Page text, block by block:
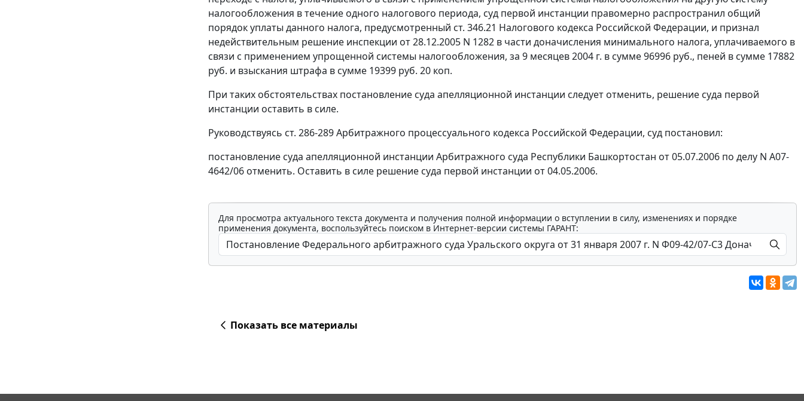
налогообложения в течение одного налогового периода, суд первой инстанции правомерно распространил общий
порядок уплаты данного налога, предусмотренный ст. 346.21 Налогового кодекса Российской Федерации, и признал
недействительным решение инспекции от 28.12.2005 N 1282 в части доначисления минимального налога, уплачиваемого в
связи с применением упрощенной системы налогообложения, за 9 месяцев 2004 г. в сумме 96996 руб., пеней в сумме 17882
руб. и взыскания штрафа в сумме 19399 руб. 20 коп.
При таких обстоятельствах постановление суда апелляционной инстанции следует отменить, решение суда первой
инстанции оставить в силе.
Руководствуясь ст. 286-289Арбитражного процессуального кодекса Российской Федерации, суд постановил:
постановление суда апелляционной инстанции Арбитражного суда Республики Башкортостан от 05.07.2006 по делу N А07-
4642/06 отменить. Оставить в силе решение суда первой инстанции от 04.05.2006.
Для просмотра актуального текста документа и получения полной информации о вступлении в силу, изменениях и порядке
применения документа, воспользуйтесь поиском в Интернет-версии системы ГАРАНТ:
Показать все материалы